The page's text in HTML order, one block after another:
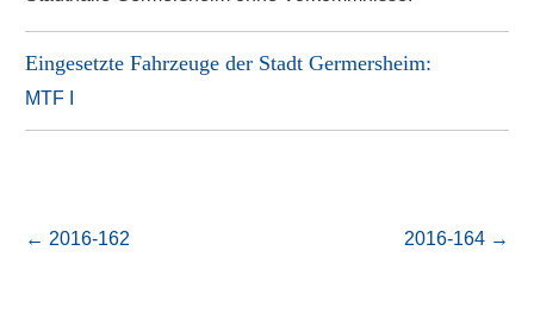
Eingesetzte Fahrzeuge der Stadt Germersheim:
MTF I
← 2016-162 2016-164 →